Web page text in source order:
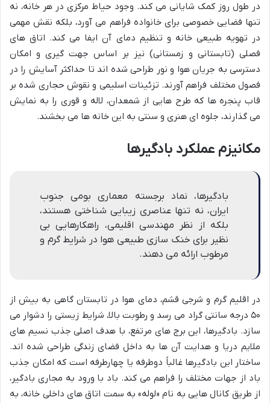
در طول روز کمک شایانی می کند. وجود حیاط مرکزی در هر خانه، نه
تنها فضایی خصوصی برای خانواده فراهم می آورد، بلکه نقش مهمی
در تهویه طبیعی خانه و تنظیم دمای آن ایفا می کند. اتاق های
فصلی (تابستانی و زمستانی) نیز بر اساس جهت گیری و امکان
دسترسی به جریان هوا و نور طراحی شده اند تا حداکثر آسایش را در
فصول مختلف فراهم آورند. تزئینات اسلیمی و نقوش حجاری شده بر
قاب پنجره ها که طرح هایی از شمعدان، لاله و قوری را به نمایش
می گذارند، جلوه ای هنری و سنتی به این خانه ها می بخشند.
مکانیزم عملکرد بادگیرها
بادگیرها، نماد برجسته معماری بومی جنوب
ایران، نه تنها عناصری زیبایی شناختی هستند،
بلکه از نظر مهندسی اقلیمی، راهکارهایی بی
نظیر برای خنک سازی طبیعی هوا در شرایط گرم و
مرطوب ارائه می دهند.
در اقلیم گرم و شرجی قشم، دمای هوا در تابستان گاهی به بیش از
۵۰ درجه سانتی گراد می رسد و رطوبت بالا، شرایط زیستی را دشوار می
سازد. بادگیرها، این برج های مرتفع، با هدف اصلی جذب نسیم های
ملایم دریا و هدایت آن ها به داخل فضای زندگی طراحی شده اند.
ساختار این بادگیرها غالباً دوطرفه یا چهارطرفه است که امکان جذب
باد از جهات مختلف را فراهم می کند. باد با ورود به مجاری بادگیر،
از طریق کانال هایی به نام «لوله» به سمت اتاق های داخلی خانه، به